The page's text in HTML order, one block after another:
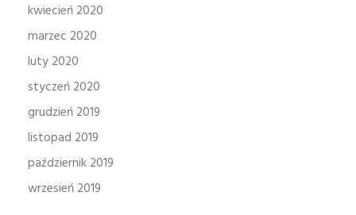
kwiecień 2020
marzec 2020
luty 2020
styczeń 2020
grudzień 2019
listopad 2019
październik 2019
wrzesień 2019